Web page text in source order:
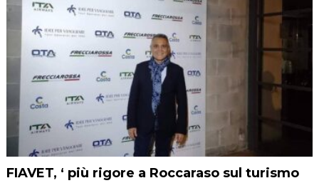
FIAVET, ‘ più rigore a Roccaraso sul turismo